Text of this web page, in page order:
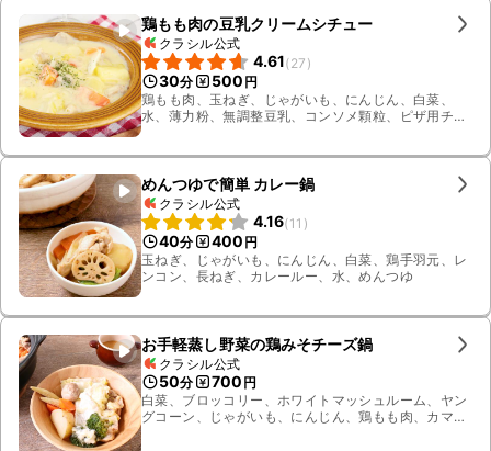
鶏もも肉の豆乳クリームシチュー
クラシル公式
4.61(27 )
30分 500 円
鶏もも肉、玉ねぎ、じゃがいも、にんじん、白菜、
水、薄力粉、無調整豆乳、コンソメ顆粒、ピザ用チー
めんつゆで簡単 カレー鍋
クラシル公式
4.16(11 )
40分 400 円
玉ねぎ、じゃがいも、にんじん、白菜、鶏手羽元、レ
ンコン、長ねぎ、カレールー、水、めんつゆ
お手軽蒸し野菜の鶏みそチーズ鍋
クラシル公式
50分 700 円
白菜、ブロッコリー、ホワイトマッシュルーム、ヤン
グコーン、じゃがいも、にんじん、鶏もも肉、カマン